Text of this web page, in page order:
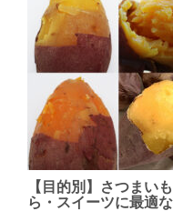
【目的別】さつまい
ら・スイーツに最適